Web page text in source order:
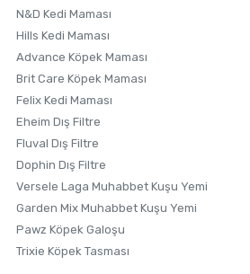
N&D Kedi Maması
Hills Kedi Maması
Advance Köpek Maması
Brit Care Köpek Maması
Felix Kedi Maması
Eheim Dış Filtre
Fluval Dış Filtre
Dophin Dış Filtre
Versele Laga Muhabbet Kuşu Yemi
Garden Mix Muhabbet Kuşu Yemi
Pawz Köpek Galoşu
Trixie Köpek Tasması